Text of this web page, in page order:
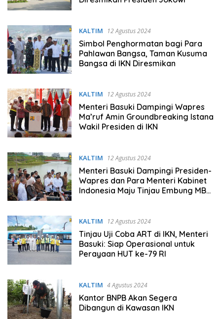
KALTIM 12 Agustus 2024
Simbol Penghormatan bagi Para
Pahlawan Bangsa, Taman Kusuma
Bangsa di IKN Diresmikan
KALTIM 12 Agustus 2024
Menteri Basuki Dampingi Wapres
Ma’ruf Amin Groundbreaking Istana
Wakil Presiden di IKN
KALTIM 12 Agustus 2024
Menteri Basuki Dampingi Presiden-
Wapres dan Para Menteri Kabinet
Indonesia Maju Tinjau Embung MBH
KALTIM 12 Agustus 2024
Tinjau Uji Coba ART di IKN, Menteri
Basuki: Siap Operasional untuk
Perayaan HUT ke-79 RI
KALTIM 4 Agustus 2024
Kantor BNPB Akan Segera
Dibangun di Kawasan IKN